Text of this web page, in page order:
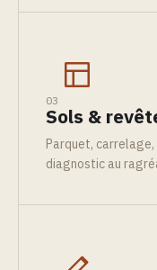
03
Sols &
Parquet,
diagnostic au